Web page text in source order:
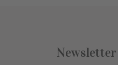
Newsletter